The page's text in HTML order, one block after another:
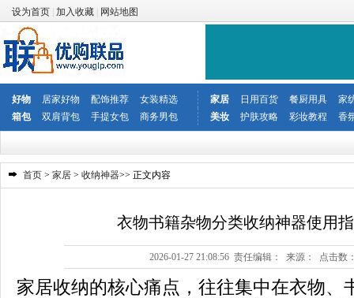
设为首页 加入收藏 网站地图
好物 居家好物 配饰推荐 女装精选 家居 日用百货 餐厨用具
家
箱包
双肩背包 手提女包 商务男包 美妆 护肤攻略 彩妆教程 香
首页 > 家居 > 收纳神器>> 正文内容
衣物书籍杂物分类收纳神器使用
2026-01-27 21:08:56 责任编辑： 来源： 点击数
家居收纳的核心痛点，往往集中在衣物、